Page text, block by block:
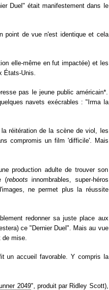
Duel" était manifestement dans le
point de vue n'est identique et cela
elle-même en fut impactée) et les
États-Unis.
pas le jeune public américain*.
navets exécrables : "Irma la
réitération de la scène de viol, les
compromis un film 'difficile'. Mais
production adulte de trouver son
(reboots innombrables, super-héros
ne permet plus la réussite
redonner sa juste place aux
ce "Dernier Duel". Mais au vue
mise.
un accueil favorable. Y compris la
2049", produit par Ridley Scott),